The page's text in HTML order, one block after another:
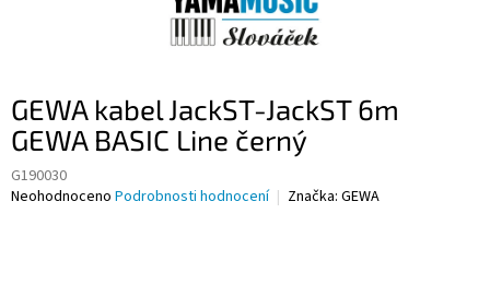
GEWA kabel JackST-JackST 6m
GEWA BASIC Line černý
G190030
Průměrné
Neohodnoceno Podrobnosti hodnocení Značka: GEWA